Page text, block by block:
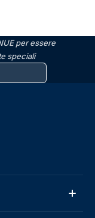
per essere
speciali